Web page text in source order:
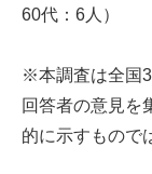
60代：6人）
※本調査は全国
回答者の意見を
的に示すもので